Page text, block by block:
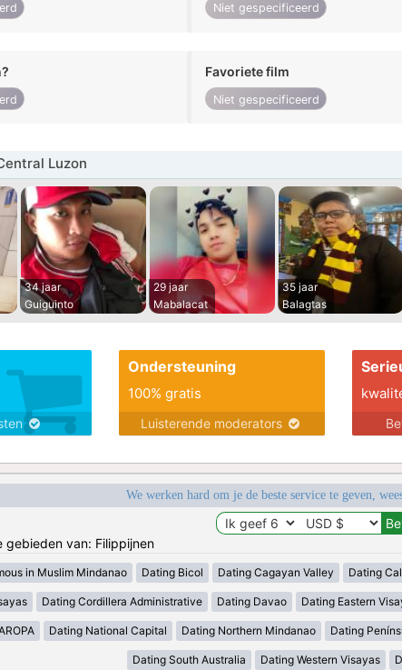
Niet gespecificeerd
Favoriete film
Niet gespecificeerd
Luzon
34 jaar
Guiguinto
29 jaar
Mabalacat
35 jaar
Balagtas
Ondersteuning
100% gratis
Luisterende moderators
We werken hard om je de beste service te geven,
gebieden van: Filippijnen
in Muslim Mindanao Dating Bicol Dating Cagayan Valley Dating
Dating Cordillera Administrative Dating Davao Dating Eastern
Dating National Capital Dating Northern Mindanao Dating
Dating South Australia Dating Western Visayas